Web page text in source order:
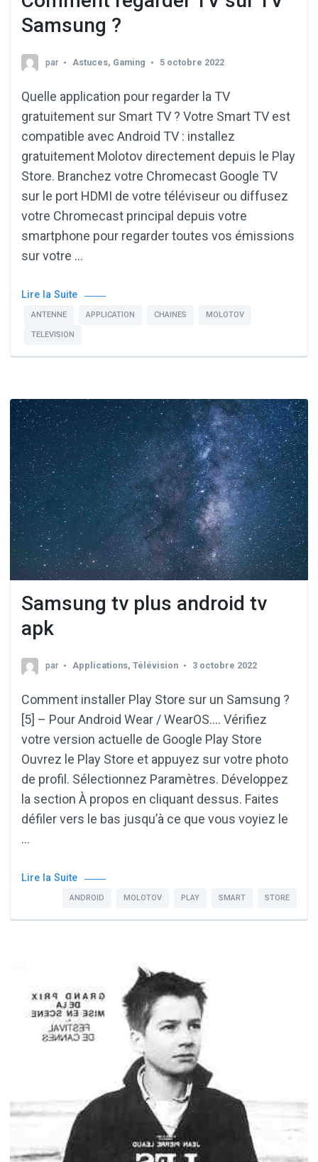
Samsung ?
par Astuces, Gaming 5 octobre 2022
Quelle application pour regarder la TV
gratuitement sur Smart TV ? Votre Smart TV est
compatible avec Android TV : installez
gratuitement Molotov directement depuis le Play
Store. Branchez votre Chromecast Google TV
sur le port HDMI de votre téléviseur ou diffusez
votre Chromecast principal depuis votre
smartphone pour regarder toutes vos émissions
sur votre …
Lire la Suite
ANTENNE APPLICATION CHAINES MOLOTOV
TELEVISION
Samsung tv plus android tv
apk
par Applications, Télévision 3 octobre 2022
Comment installer Play Store sur un Samsung ?
[5] – Pour Android Wear / WearOS…. Vérifiez
votre version actuelle de Google Play Store
Ouvrez le Play Store et appuyez sur votre photo
de profil. Sélectionnez Paramètres. Développez
la section À propos en cliquant dessus. Faites
défiler vers le bas jusqu’à ce que vous voyiez le
…
Lire la Suite
ANDROID MOLOTOV PLAY SMART STORE